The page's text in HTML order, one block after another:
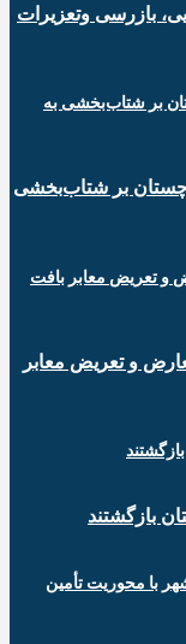
بازرسی وتعزیرات
بر شتاب‌بخشی
و تعریض معابر